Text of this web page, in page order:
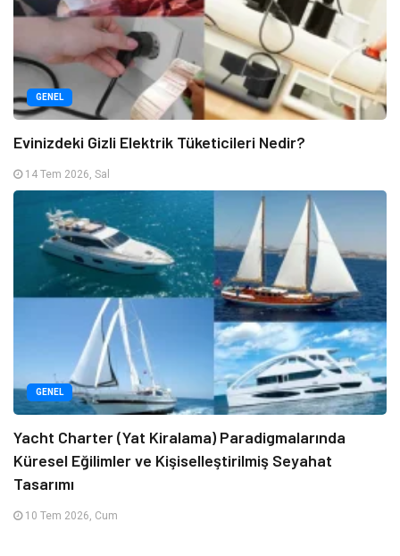
GENEL
Evinizdeki Gizli Elektrik Tüketicileri Nedir?
14 Tem 2026, Sal
GENEL
Yacht Charter (Yat Kiralama) Paradigmalarında
Küresel Eğilimler ve Kişiselleştirilmiş Seyahat
Tasarımı
10 Tem 2026, Cum